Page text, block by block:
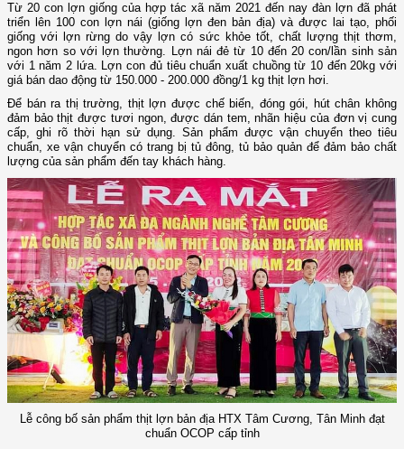
Từ 20 con lợn giống của hợp tác xã năm 2021 đến nay đàn lợn đã phát
triển lên 100 con lợn nái (giống lợn đen bản địa) và được lai tạo, phối
giống với lợn rừng do vậy lợn có sức khỏe tốt, chất lượng thịt thơm,
ngon hơn so với lợn thường. Lợn nái đẻ từ 10 đến 20 con/lần sinh sản
với 1 năm 2 lứa. Lợn con đủ tiêu chuẩn xuất chuồng từ 10 đến 20kg với
giá bán dao động từ 150.000 - 200.000 đồng/1 kg thịt lợn hơi.
Để bán ra thị trường, thịt lợn được chế biến, đóng gói, hút chân không
đảm bảo thịt được tươi ngon, được dán tem, nhãn hiệu của đơn vị cung
cấp, ghi rõ thời hạn sử dụng. Sản phẩm được vận chuyển theo tiêu
chuẩn, xe vận chuyển có trang bị tủ đông, tủ bảo quản để đảm bảo chất
lượng của sản phẩm đến tay khách hàng.
Lễ công bố sản phẩm thịt lợn bản địa HTX Tâm Cương, Tân Minh đạt
chuẩn OCOP cấp tỉnh